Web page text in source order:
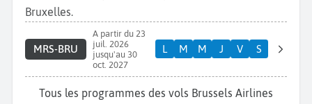
Bruxelles.
MRS-BRU
A partir du 23
juil. 2026
jusqu'au 30
oct. 2027
L M M J V S
Tous les programmes des vols Brussels Airlines